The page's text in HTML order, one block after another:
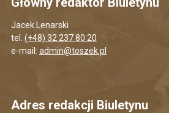
Jacek Lenarski
tel. (+48) 32 237 80 20
e-mail: admin@toszek.pl
Adres redakcji Biuletynu